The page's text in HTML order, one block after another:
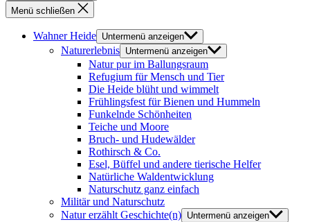
Menü schließen
Wahner Heide Untermenü anzeigen
Naturerlebnis Untermenü anzeigen
Natur pur im Ballungsraum
Refugium für Mensch und Tier
Die Heide blüht und wimmelt
Frühlingsfest für Bienen und Hummeln
Funkelnde Schönheiten
Teiche und Moore
Bruch- und Hudewälder
Rothirsch & Co.
Esel, Büffel und andere tierische Helfer
Natürliche Waldentwicklung
Naturschutz ganz einfach
Militär und Naturschutz
Natur erzählt Geschichte(n) Untermenü anzeigen